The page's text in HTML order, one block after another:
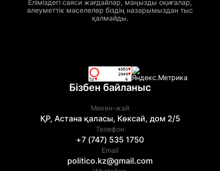
Еліміздегі саяси жағдайлар, маңызды оқиғалар,
әлеуметтік мәселелер біздің назарымыздан тыс
қалмайды.
Бізбен байланыс
Мекен-жай
ҚР, Астана қаласы, Көксай, дом 2/5
Телефон
+7 (747) 535 1750
Email
politico.kz@gmail.com